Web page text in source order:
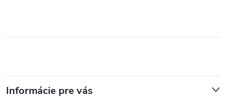
Informácie pre vás